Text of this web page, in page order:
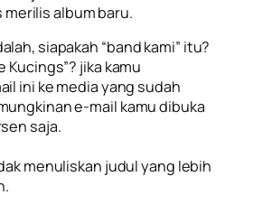
merilis album baru.
siapakah “band kami” itu?
Kucings”? jika kamu
ini ke media yang sudah
e-mail kamu dibuka
saja.
menuliskan judul yang lebih